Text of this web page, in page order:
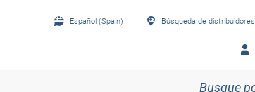
Español (Spain) Búsqueda de distribuidores